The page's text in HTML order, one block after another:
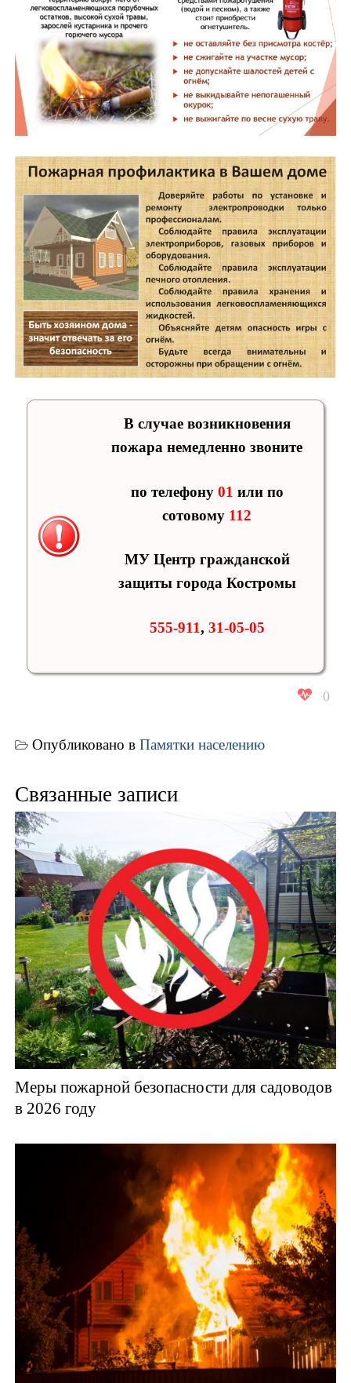
В случае возникновения
пожара немедленно звоните
по телефону 01 или по
сотовому 112
МУ Центр гражданской
защиты города Костромы
555-911, 31-05-05
0
Опубликовано в Памятки населению
Связанные записи
Меры пожарной безопасности для садоводов
в 2026 году